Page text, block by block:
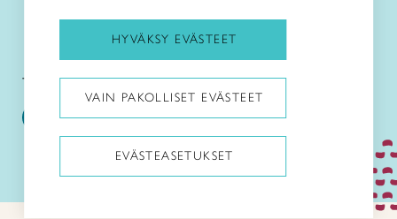
Taitoliitto: Taito-lehti:
HYVÄKSY EVÄSTEET
VAIN PAKOLLISET EVÄSTEET
EVÄSTEASETUKSET